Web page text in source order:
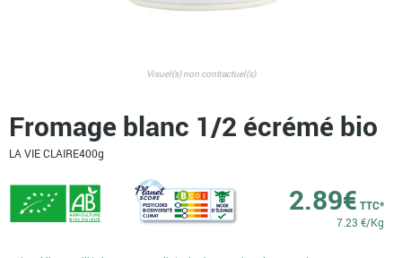
Visuel(s) non contractuel(s)
Fromage blanc 1/2 écrémé bio
LA VIE CLAIRE400g
2.89€ TTC*
7.23 €/Kg